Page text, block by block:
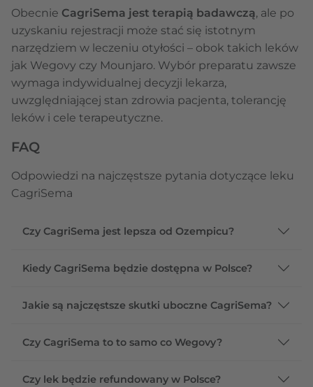
Obecnie CagriSema jest terapią badawczą, ale po
uzyskaniu rejestracji może stać się istotnym
narzędziem w leczeniu otyłości – obok takich leków
jak Wegovy czy Mounjaro. Wybór preparatu zawsze
wymaga indywidualnej decyzji lekarza,
uwzględniającej stan zdrowia pacjenta, tolerancję
leków i cele terapeutyczne.
FAQ
Odpowiedzi na najczęstsze pytania dotyczące leku
CagriSema
Czy CagriSema jest lepsza od Ozempicu?
Kiedy CagriSema będzie dostępna w Polsce?
Jakie są najczęstsze skutki uboczne CagriSema?
Czy CagriSema to to samo co Wegovy?
Czy lek będzie refundowany w Polsce?